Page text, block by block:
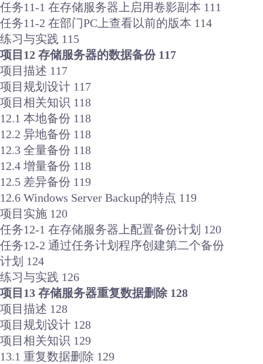
任务11-1 在存储服务器上启用卷影副本 111
任务11-2 在部门PC上查看以前的版本 114
练习与实践 115
项目12 存储服务器的数据备份 117
项目描述 117
项目规划设计 117
项目相关知识 118
12.1 本地备份 118
12.2 异地备份 118
12.3 全量备份 118
12.4 增量备份 118
12.5 差异备份 119
12.6 Windows Server Backup的特点 119
项目实施 120
任务12-1 在存储服务器上配置备份计划 120
任务12-2 通过任务计划程序创建第二个备份
计划 124
练习与实践 126
项目13 存储服务器重复数据删除 128
项目描述 128
项目规划设计 128
项目相关知识 129
13.1 重复数据删除 129